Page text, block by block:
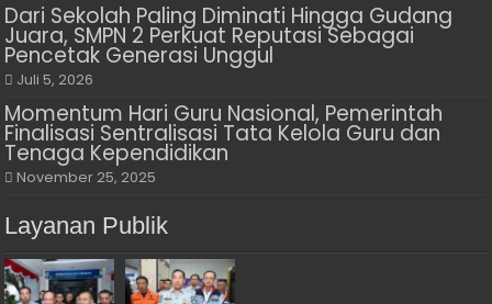
Dari Sekolah Paling Diminati Hingga Gudang
Juara, SMPN 2 Perkuat Reputasi Sebagai
Pencetak Generasi Unggul
Juli 5, 2026
Momentum Hari Guru Nasional, Pemerintah
Finalisasi Sentralisasi Tata Kelola Guru dan
Tenaga Kependidikan
November 25, 2025
Layanan Publik